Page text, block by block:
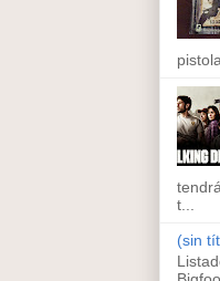
t...
(sin